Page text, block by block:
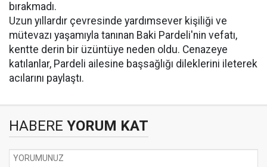
bırakmadı.
Uzun yıllardır çevresinde yardımsever kişiliği ve
mütevazı yaşamıyla tanınan Baki Pardeli'nin vefatı,
kentte derin bir üzüntüye neden oldu. Cenazeye
katılanlar, Pardeli ailesine başsağlığı dileklerini ileterek
acılarını paylaştı.
HABERE YORUM KAT